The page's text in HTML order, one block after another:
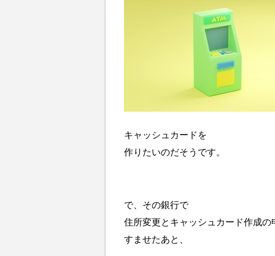
キャッシュカードを
作りたいのだそうです。
で、その銀行で
住所変更とキャッシュカード作成の
すませたあと、